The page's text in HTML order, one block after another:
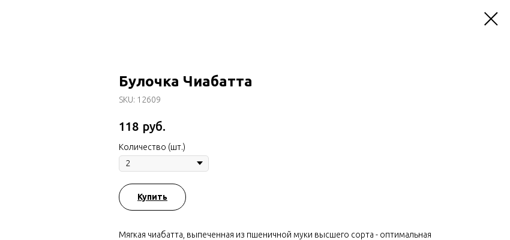
Булочка Чиабатта
SKU: 12609
118 руб.
Количество (шт.)
Купить
Мягкая чиабатта, выпеченная из пшеничной муки высшего сорта - оптимальная